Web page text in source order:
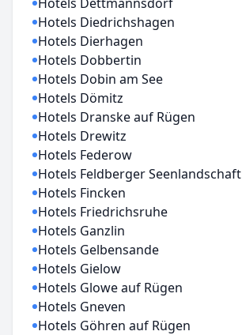
Hotels Diedrichshagen
Hotels Dierhagen
Hotels Dobbertin
Hotels Dobin am See
Hotels Dömitz
Hotels Dranske auf Rügen
Hotels Drewitz
Hotels Federow
Hotels Feldberger Seenlandschaft
Hotels Fincken
Hotels Friedrichsruhe
Hotels Ganzlin
Hotels Gelbensande
Hotels Gielow
Hotels Glowe auf Rügen
Hotels Gneven
Hotels Göhren auf Rügen